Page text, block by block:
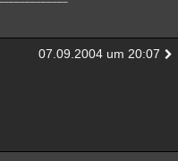
07.09.2004 um 20:07